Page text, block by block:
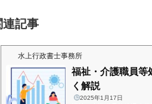
連記事
水上行政書士事務所
福祉・介護職員等
く解説
2025年1月17日